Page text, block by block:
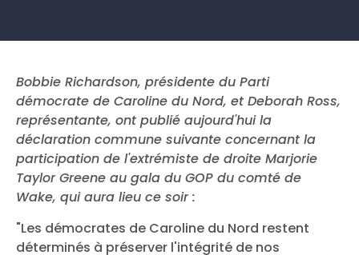
Bobbie Richardson, présidente du Parti
démocrate de Caroline du Nord, et Deborah Ross,
représentante, ont publié aujourd'hui la
déclaration commune suivante concernant la
participation de l'extrémiste de droite Marjorie
Taylor Greene au gala du GOP du comté de
Wake, qui aura lieu ce soir :
"Les démocrates de Caroline du Nord restent
déterminés à préserver l'intégrité de nos